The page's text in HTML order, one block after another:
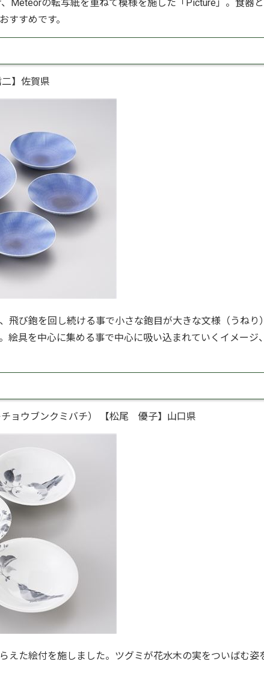
Meteorの転写紙を重ねて模様を施した「Picture」。食器
すすめです。
】佐賀県
飛び鉋を回し続ける事で小さな鉋目が大きな文様（うねり
絵具を中心に集める事で中心に吸い込まれていくイメージ
ョウブンクミバチ） 【松尾 優子】山口県
えた絵付を施しました。ツグミが花水木の実をついばむ姿